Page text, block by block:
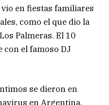
en fiestas familiares
como el que dio la
Palmeras. El 10
con el famoso DJ
se dieron en
en Argentina.